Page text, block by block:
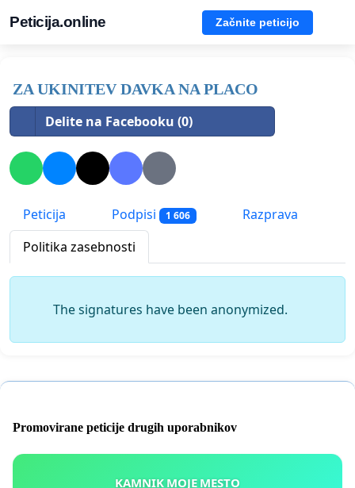
Peticija.online Začnite peticijo
ZA UKINITEV DAVKA NA PLACO
Delite na Facebooku (0)
Peticija Podpisi 1 606
Razprava
Politika zasebnosti
The signatures have been anonymized.
Promovirane peticije drugih uporabnikov
KAMNIK MOJE MESTO